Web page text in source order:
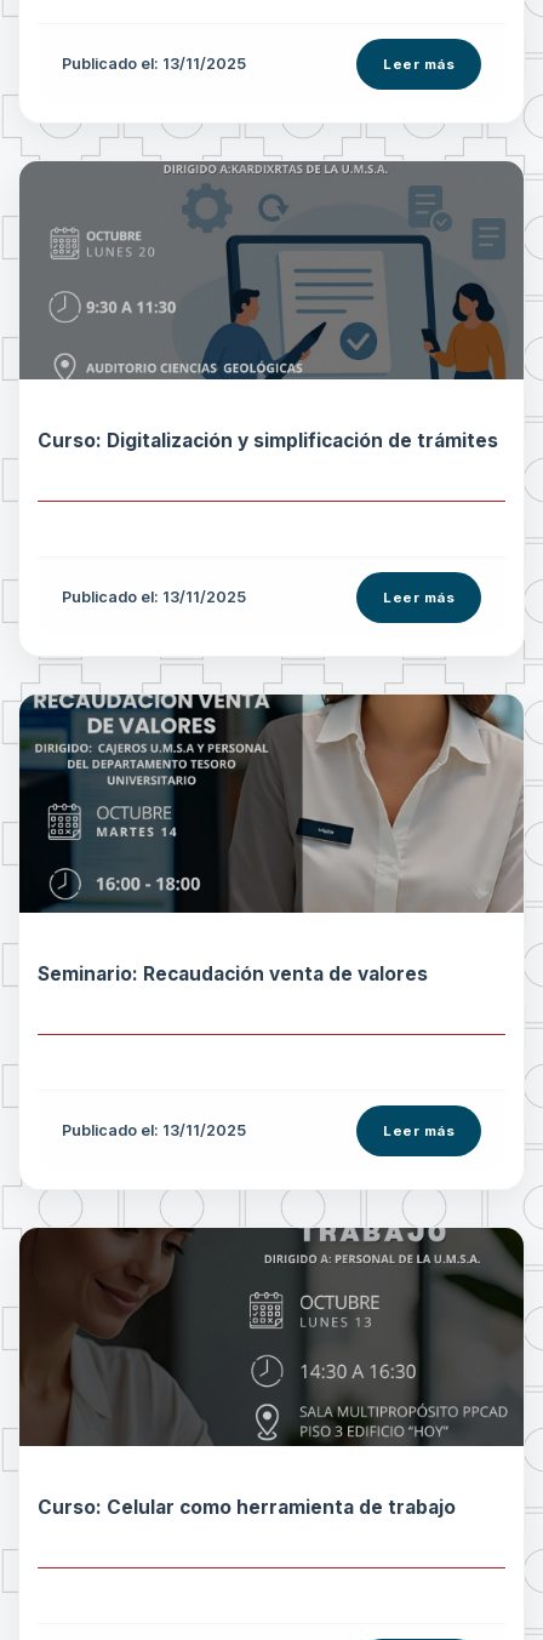
Publicado el: 13/11/2025 Leer más
Curso: Digitalización y simplificación de trámites
Publicado el: 13/11/2025 Leer más
Seminario: Recaudación venta de valores
Publicado el: 13/11/2025 Leer más
Curso: Celular como herramienta de trabajo